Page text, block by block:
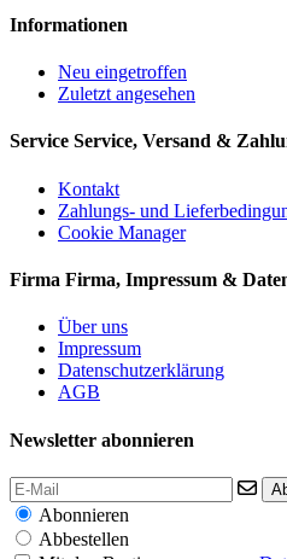
Informationen
Neu eingetroffen
Zuletzt angesehen
Service Service, Versand &
Kontakt
Zahlungs- und
Cookie Manager
Firma Firma, Impressum &
Über uns
Impressum
Datenschutzerklärung
AGB
Newsletter abonnieren
Abonnieren
Abbestellen